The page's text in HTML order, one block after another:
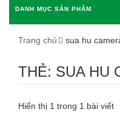
DANH MỤC SẢN PHẨM
Trang chủ sua hu
THẺ: SUA HU
Hiển thị 1 trong 1 bài viết